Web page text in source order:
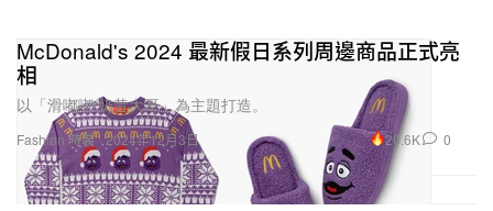
Fashion 時裝
McDonald's 2024 最新假日系列周邊商品正式亮
相
以「滑嘟嘟/奶昔大哥」為主題打造。
2024年12月3日 20.6K 0